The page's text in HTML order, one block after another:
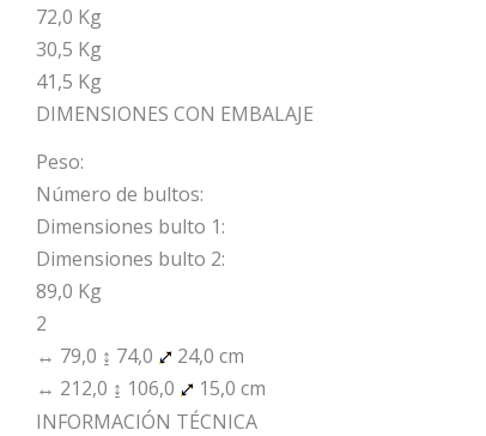
72,0 Kg
30,5 Kg
41,5 Kg
DIMENSIONES CON EMBALAJE
Peso:
Número de bultos:
Dimensiones bulto 1:
Dimensiones bulto 2:
89,0 Kg
2
↔ 79,0 ↨ 74,0
24,0 cm
↔ 212,0 ↨ 106,0
15,0 cm
INFORMACIÓN TÉCNICA